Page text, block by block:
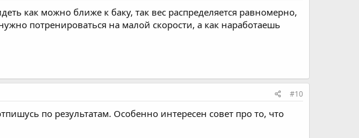
как можно ближе к баку, так вес распределяется равномерно,
потренироваться на малой скорости, а как наработаешь
#10
по результатам. Особенно интересен совет про то, что